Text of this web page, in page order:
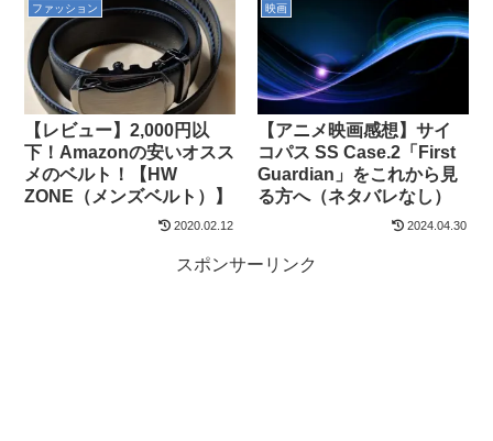
ファッション
【レビュー】2,000円以
下！Amazonの安いオスス
メのベルト！【HW
ZONE（メンズベルト）】
2020.02.12
映画
【アニメ映画感想】サイ
コパス SS Case.2「First
Guardian」をこれから見
る方へ（ネタバレなし）
2024.04.30
スポンサーリンク